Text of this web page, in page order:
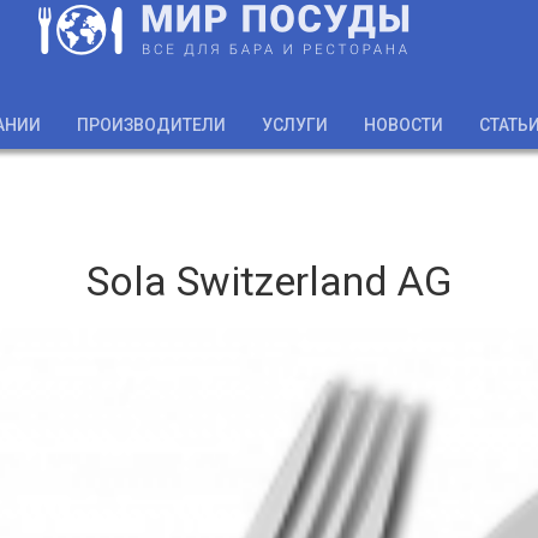
ПРОИЗВОДИТЕЛИ УСЛУГИ НОВОСТИ СТАТЬИ
Sola Switzerland AG